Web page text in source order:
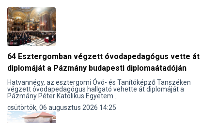
64 Esztergomban végzett óvodapedagógus vette át
diplomáját a Pázmány budapesti diplomaátadóján
Hatvannégy, az esztergomi Óvó- és Tanítóképző Tanszéken
végzett óvodapedagógus hallgató vehette át diplomáját a
Pázmány Péter Katolikus Egyetem...
csütörtök, 06 augusztus 2026 14:25